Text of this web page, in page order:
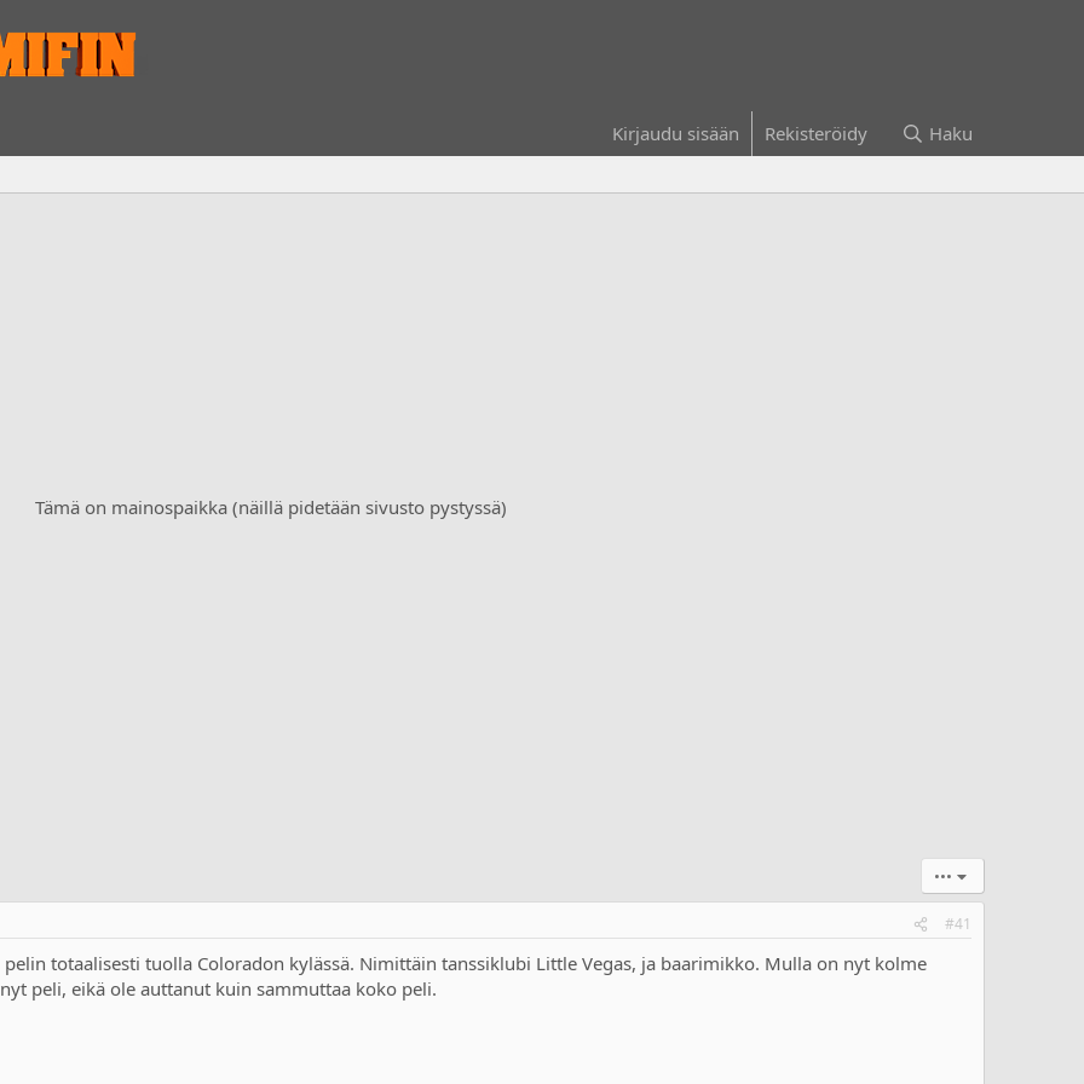
Kirjaudu sisään Rekisteröidy Haku
Tämä on mainospaikka (näillä pidetään sivusto pystyssä)
•••
#41
totaalisesti tuolla Coloradon kylässä. Nimittäin tanssiklubi Little Vegas, ja baarimikko. Mulla on nyt kolme
peli, eikä ole auttanut kuin sammuttaa koko peli.